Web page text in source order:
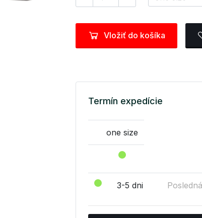
Vložiť do košíka
Termín expedície
one size
3-5 dni